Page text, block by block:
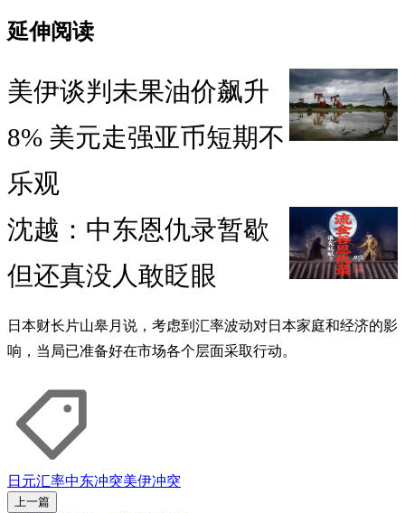
延伸阅读
美伊谈判未果油价飙升
8% 美元走强亚币短期不
乐观
沈越：中东恩仇录暂歇
但还真没人敢眨眼
日本财长片山皋月说，考虑到汇率波动对日本家庭和经济的影
响，当局已准备好在市场各个层面采取行动。
日元汇率中东冲突美伊冲突
上一篇